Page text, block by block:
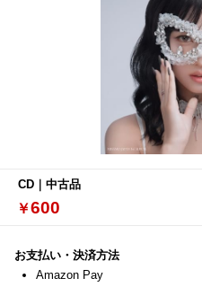
CD
600
お支払い・決済方法
Amazon Pay